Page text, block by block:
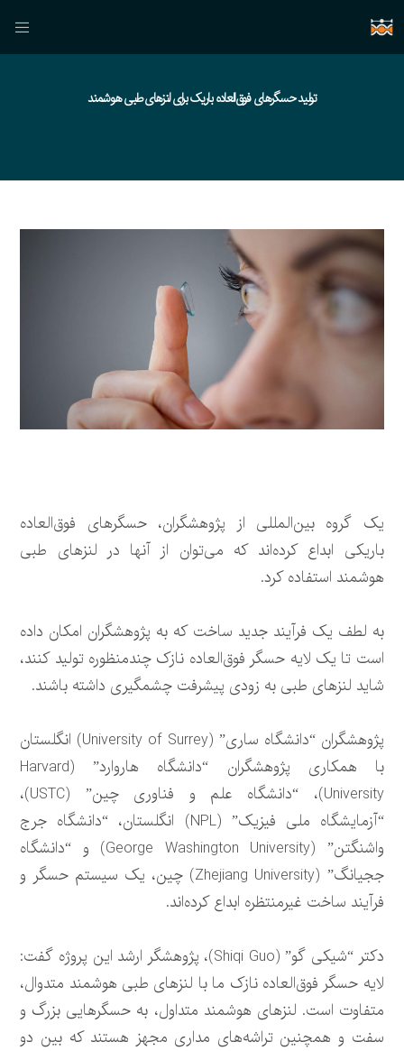
تولید حسگرهای فوق‌العاده باریک برای لنزهای طبی هوشمند
یک گروه بین‌المللی از پژوهشگران، حسگرهای فوق‌العاده
باریکی ابداع کرده‌اند که می‌توان از آنها در لنزهای طبی
هوشمند استفاده کرد.
به لطف یک فرآیند جدید ساخت که به پژوهشگران امکان داده
است تا یک لایه حسگر فوق‌العاده نازک چندمنظوره تولید کنند،
شاید لنزهای طبی به زودی پیشرفت چشمگیری داشته باشند.
پژوهشگران “دانشگاه ساری” (University of Surrey) انگلستان
با همکاری پژوهشگران “دانشگاه هاروارد” (Harvard
University)، “دانشگاه علم و فناوری چین” (USTC)،
“آزمایشگاه ملی فیزیک” (NPL) انگلستان، “دانشگاه جرج
واشنگتن” (George Washington University) و “دانشگاه
ججیانگ” (Zhejiang University) چین، یک سیستم حسگر و
فرآیند ساخت غیرمنتظره ابداع کرده‌اند.
دکتر “شیکی گو” (Shiqi Guo)، پژوهشگر ارشد این پروژه گفت:
لایه حسگر فوق‌العاده نازک ما با لنزهای طبی هوشمند متدوال،
متفاوت است. لنزهای هوشمند متداول، به حسگرهایی بزرگ و
سفت و همچنین تراشه‌های مداری مجهز هستند که بین دو